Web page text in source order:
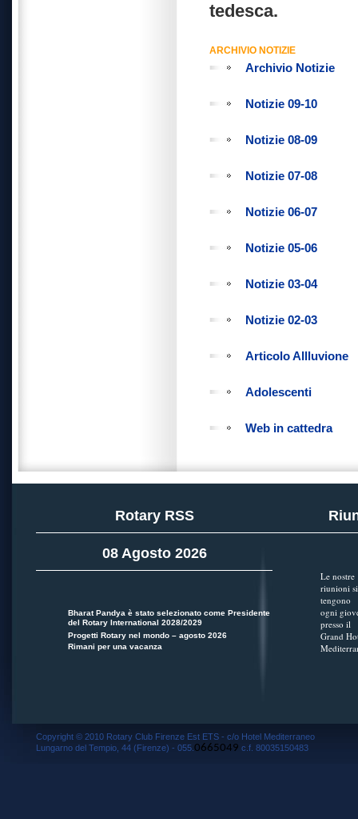
tedesca.
ARCHIVIO NOTIZIE
Archivio Notizie
Notizie 09-10
Notizie 08-09
Notizie 07-08
Notizie 06-07
Notizie 05-06
Notizie 03-04
Notizie 02-03
Articolo Allluvione
Adolescenti
Web in cattedra
Rotary RSS
08 Agosto 2026
Bharat Pandya è stato selezionato come Presidente
del Rotary International 2028/2029
Progetti Rotary nel mondo – agosto 2026
Rimani per una vacanza
Le nostre
riunioni si
tengono
ogni
presso il
Grand
Copyright © 2010 Rotary Club Firenze Est ETS - c/o Hotel Mediterraneo
Lungarno del Tempio, 44 (Firenze) - 055. 0665049 c.f. 80035150483